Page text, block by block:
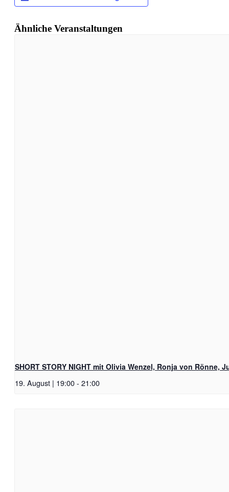
Ähnliche Veranstaltungen
SHORT STORY NIGHT mit Olivia Wenzel, Ronja von Rönne,
19. August | 19:00- 21:00